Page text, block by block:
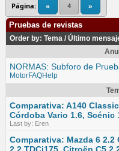
Página: « 4 »
Pruebas de revistas
Order by: Tema / Último
NORMAS: Subforo de
MotorFAQHelp
Comparativa: A140
Córdoba Vario 1.6, Scénic
Last by: Eren
Comparativa: Mazda 6 2.2